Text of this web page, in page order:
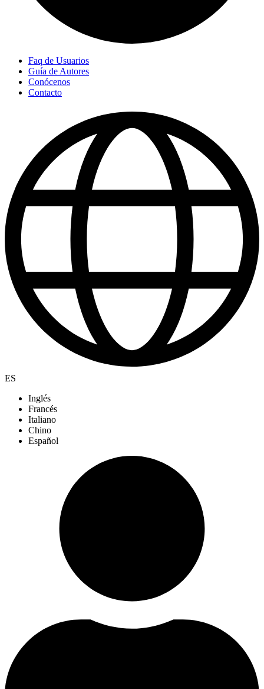
Faq de Usuarios
Guía de Autores
Conócenos
Contacto
ES
Inglés
Francés
Italiano
Chino
Español